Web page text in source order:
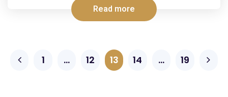
Read more
1 … 12 13 14 … 19